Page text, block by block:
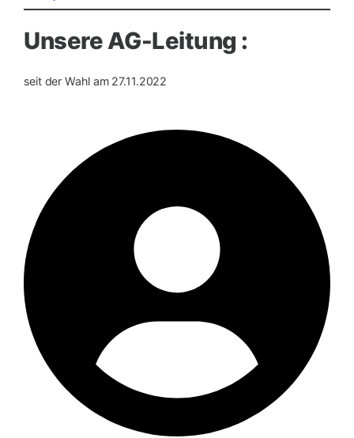
Unsere AG-Leitung :
seit der Wahl am 27.11.2022